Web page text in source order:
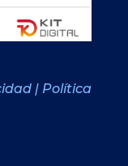
| Política